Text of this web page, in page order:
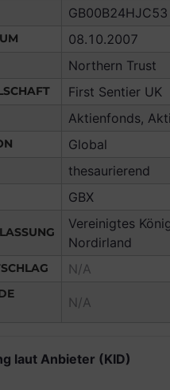
GB00B24HJC53
08.10.2007
Northern Trust
First Sentier UK
Aktienfonds,
Global
thesaurierend
GBX
Vereinigtes
Nordirland
N/A
N/A
laut Anbieter (KID)